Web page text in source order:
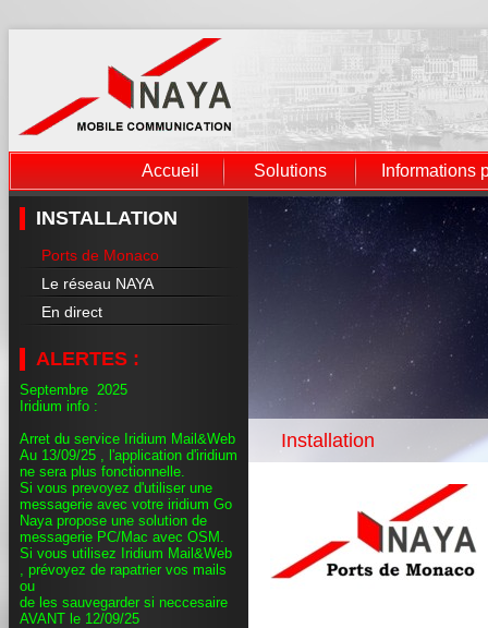
Accueil Solutions Informations
INSTALLATION
Ports de Monaco
Le réseau NAYA
En direct
ALERTES :
Septembre 2025
Iridium info :
Arret du service Iridium Mail&Web
Au 13/09/25 , l'application d'iridium
ne sera plus fonctionnelle.
Si vous prevoyez d'utiliser une
messagerie avec votre iridium Go
Naya propose une solution de
messagerie PC/Mac avec OSM.
Si vous utilisez Iridium Mail&Web
, prévoyez de rapatrier vos mails
ou
de les sauvegarder si neccesaire
AVANT le 12/09/25
Installation